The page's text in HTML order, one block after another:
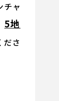
チャ
5地
ださ